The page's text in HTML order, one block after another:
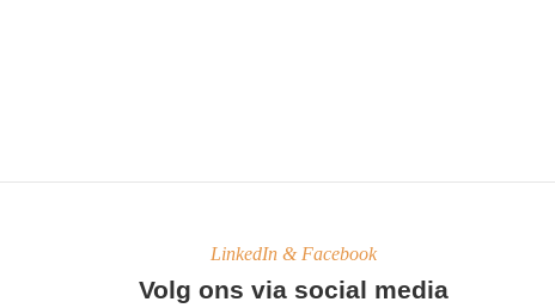
LinkedIn & Facebook
Volg ons via social media